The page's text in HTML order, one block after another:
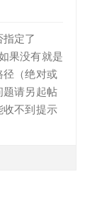
定了
果没有就是
径（绝对或
题请另起帖
收不到提示